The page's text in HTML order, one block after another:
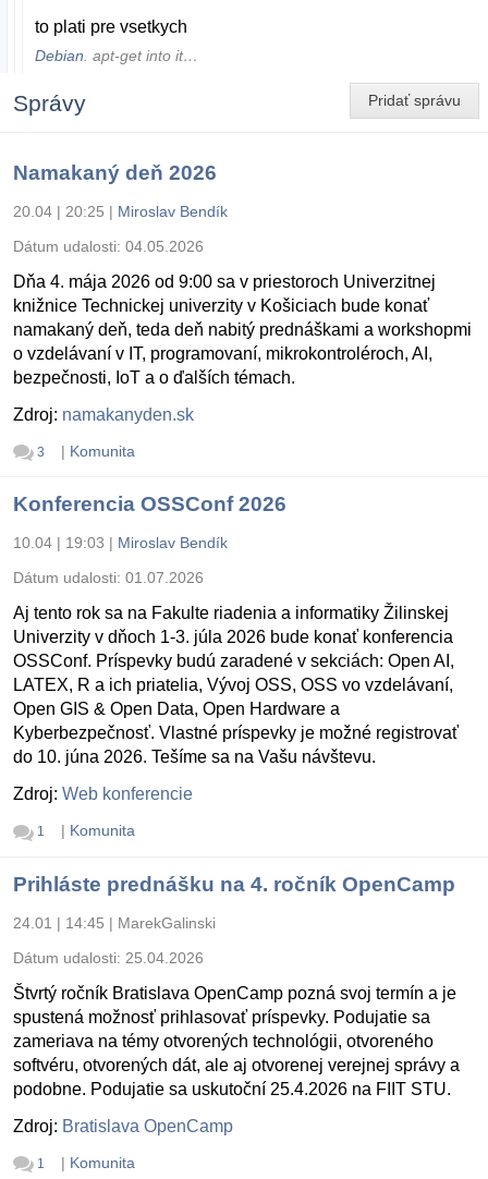
to plati pre vsetkych
Debian. apt-get into it…
Pridať správu
Správy
Namakaný deň 2026
20.04 | 20:25 | Miroslav Bendík
Dátum udalosti: 04.05.2026
Dňa 4. mája 2026 od 9:00 sa v priestoroch Univerzitnej
knižnice Technickej univerzity v Košiciach bude konať
namakaný deň, teda deň nabitý prednáškami a workshopmi
o vzdelávaní v IT, programovaní, mikrokontroléroch, AI,
bezpečnosti, IoT a o ďalších témach.
Zdroj: namakanyden.sk
3 | Komunita
Konferencia OSSConf 2026
10.04 | 19:03 | Miroslav Bendík
Dátum udalosti: 01.07.2026
Aj tento rok sa na Fakulte riadenia a informatiky Žilinskej
Univerzity v dňoch 1-3. júla 2026 bude konať konferencia
OSSConf. Príspevky budú zaradené v sekciách: Open AI,
LATEX, R a ich priatelia, Vývoj OSS, OSS vo vzdelávaní,
Open GIS & Open Data, Open Hardware a
Kyberbezpečnosť. Vlastné príspevky je možné registrovať
do 10. júna 2026. Tešíme sa na Vašu návštevu.
Zdroj: Web konferencie
1 | Komunita
Prihláste prednášku na 4. ročník OpenCamp
24.01 | 14:45 | MarekGalinski
Dátum udalosti: 25.04.2026
Štvrtý ročník Bratislava OpenCamp pozná svoj termín a je
spustená možnosť prihlasovať príspevky. Podujatie sa
zameriava na témy otvorených technológii, otvoreného
softvéru, otvorených dát, ale aj otvorenej verejnej správy a
podobne. Podujatie sa uskutoční 25.4.2026 na FIIT STU.
Zdroj: Bratislava OpenCamp
1 | Komunita